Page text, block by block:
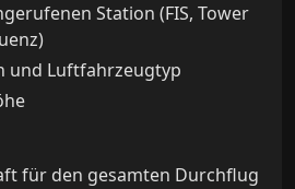
Station (FIS, Tower
und Luftfahrzeugtyp
für den gesamten Durchflug